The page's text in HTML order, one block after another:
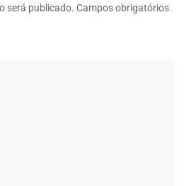
será publicado. Campos obrigatórios